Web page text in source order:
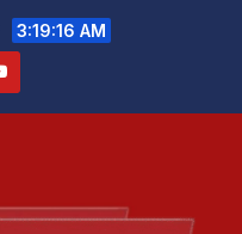
3:19:16 AM